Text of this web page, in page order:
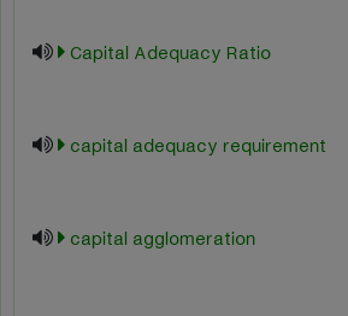
Capital Adequacy Ratio
capital adequacy requirement
capital agglomeration